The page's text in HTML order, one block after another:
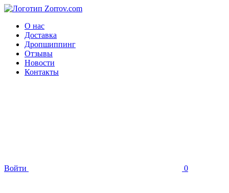
О нас
Доставка
Дропшиппинг
Отзывы
Новости
Контакты
Войти 0